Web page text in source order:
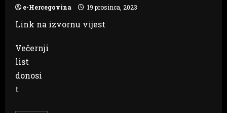
e-Hercegovina 19 prosinca, 2023
Link na izvornu vijest
Večernji
list
donosi
t